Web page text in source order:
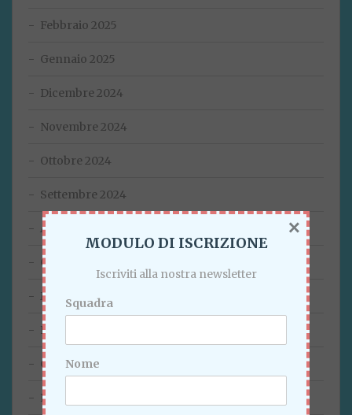
Febbraio 2025
Gennaio 2025
Dicembre 2024
Novembre 2024
Ottobre 2024
Settembre 2024
Agosto 2024
Giugno 2024
Marzo 2024
Febbraio 2024
Gennaio 2024
Dicembre 2023
MODULO DI ISCRIZIONE
Iscriviti alla nostra newsletter
Squadra
Nome
×